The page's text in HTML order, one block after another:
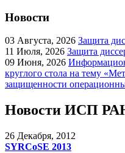
Новости
03 Августа, 2026 Защита
11 Июля, 2026 Защита
09 Июня, 2026
круглого стола на тему
защищенности
Новости ИСП
26 Декабря, 2012
SYRCoSE 2013